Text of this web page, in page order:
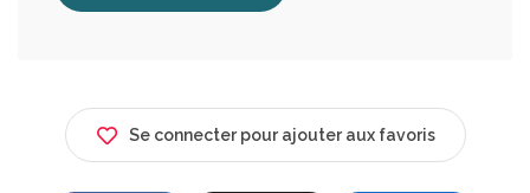
Se connecter pour ajouter aux favoris